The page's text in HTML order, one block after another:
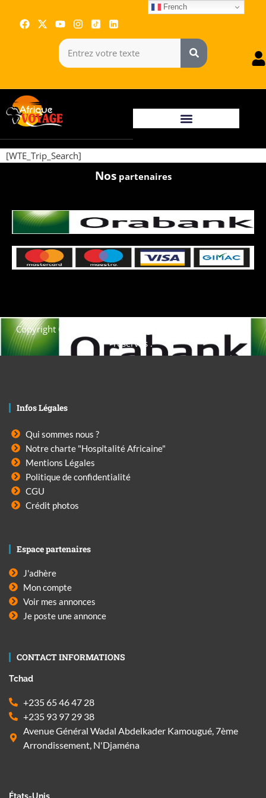
[WTE_Trip_Search]
Nospartenaires
Copyright © 2021. Afrique-voyage-découverte tous droits
réservés .
Infos Légales
Qui sommes nous ?
Notre charte "Hospitalité Africaine"
Mentions Légales
Politique de confidentialité
CGU
Crédit photos
Espace partenaires
J'adhère
Mon compte
Voir mes annonces
Je poste une annonce
CONTACT INFORMATIONS
Tchad
+235 65 46 47 28
+235 93 97 29 38
Avenue Général Wadal Abdelkader Kamougué, 7ème
Arrondissement, N'Djaména
French